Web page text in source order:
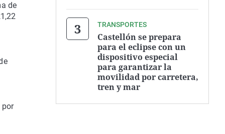
de
por
TRANSPORTES
Castellón se prepara
para el eclipse con un
dispositivo especial
para garantizar la
movilidad por carretera,
tren y mar